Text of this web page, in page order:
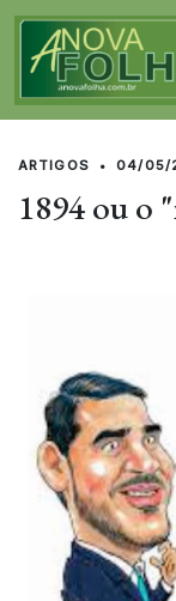
ARTIGOS • 04/05/
1894 ou o